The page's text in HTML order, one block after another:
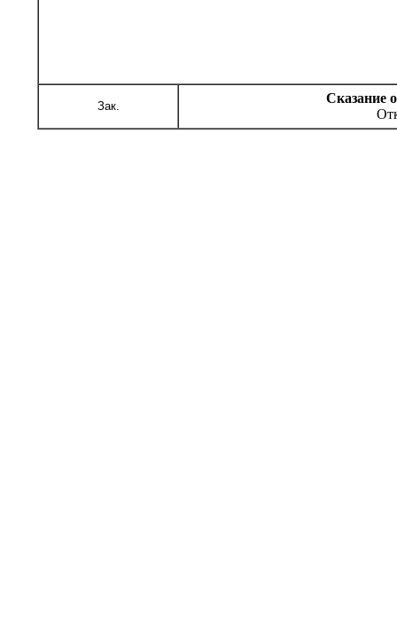
Зак.
Сказание